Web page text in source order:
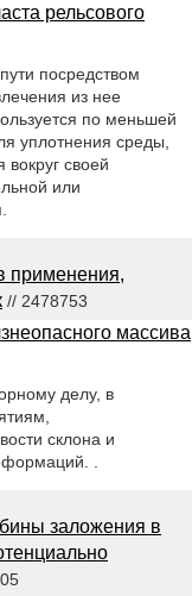
рельсового
посредством
из нее
по меньшей
уплотнения среды,
своей
или
применения,
// 2478753
массива
делу, в
склона и
.
заложения в